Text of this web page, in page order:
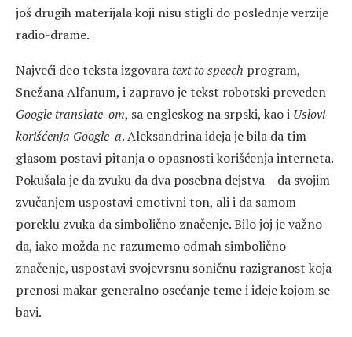
još drugih materijala koji nisu stigli do poslednje verzije
radio-drame.
Najveći deo teksta izgovara text to speech program,
Snežana Alfanum, i zapravo je tekst robotski preveden
Google translate-om, sa engleskog na srpski, kao i Uslovi
korišćenja Google-a. Aleksandrina ideja je bila da tim
glasom postavi pitanja o opasnosti korišćenja interneta.
Pokušala je da zvuku da dva posebna dejstva – da svojim
zvučanjem uspostavi emotivni ton, ali i da samom
poreklu zvuka da simbolično značenje. Bilo joj je važno
da, iako možda ne razumemo odmah simbolično
značenje, uspostavi svojevrsnu soničnu razigranost koja
prenosi makar generalno osećanje teme i ideje kojom se
bavi.